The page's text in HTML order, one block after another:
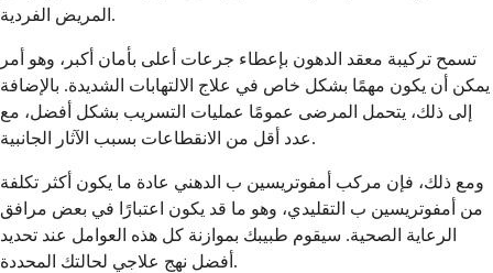
المريض الفردية.
تسمح تركيبة معقد الدهون بإعطاء جرعات أعلى بأمان أكبر، وهو أمر
يمكن أن يكون مهمًا بشكل خاص في علاج الالتهابات الشديدة. بالإضافة
إلى ذلك، يتحمل المرضى عمومًا عمليات التسريب بشكل أفضل، مع
عدد أقل من الانقطاعات بسبب الآثار الجانبية.
ومع ذلك، فإن مركب أمفوتريسين ب الدهني عادة ما يكون أكثر تكلفة
من أمفوتريسين ب التقليدي، وهو ما قد يكون اعتبارًا في بعض مرافق
الرعاية الصحية. سيقوم طبيبك بموازنة كل هذه العوامل عند تحديد
أفضل نهج علاجي لحالتك المحددة.